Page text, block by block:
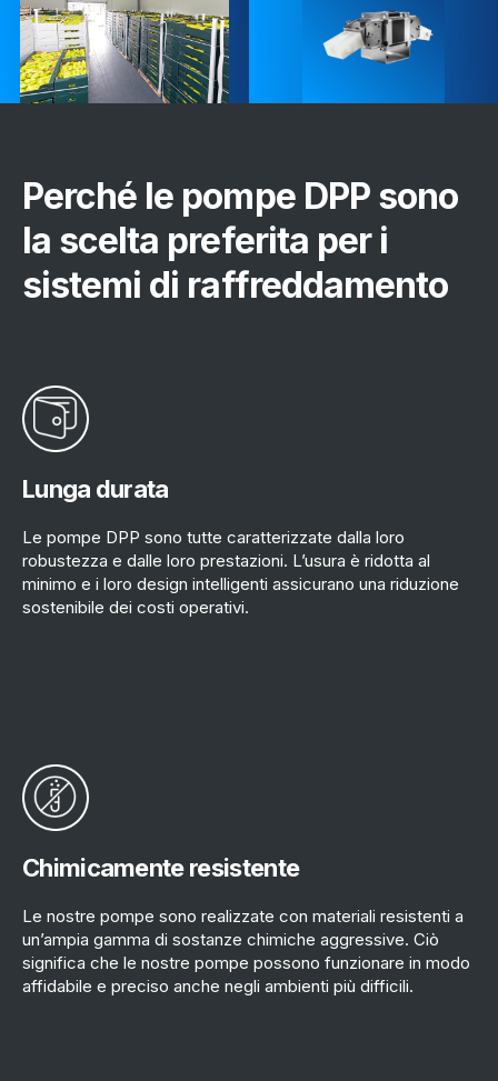
Perché le pompe DPP sono
la scelta preferita per i
sistemi di raffreddamento
Lunga durata
Le pompe DPP sono tutte caratterizzate dalla loro
robustezza e dalle loro prestazioni. L’usura è ridotta al
minimo e i loro design intelligenti assicurano una riduzione
sostenibile dei costi operativi.
Chimicamente resistente
Le nostre pompe sono realizzate con materiali resistenti a
un’ampia gamma di sostanze chimiche aggressive. Ciò
significa che le nostre pompe possono funzionare in modo
affidabile e preciso anche negli ambienti più difficili.